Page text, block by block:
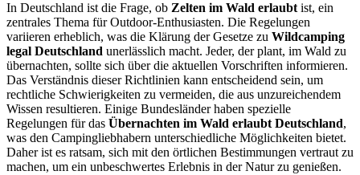
In Deutschland ist die Frage, ob Zelten im Wald erlaubt ist, ein
zentrales Thema für Outdoor-Enthusiasten. Die Regelungen
variieren erheblich, was die Klärung der Gesetze zu Wildcamping
legal Deutschland unerlässlich macht. Jeder, der plant, im Wald zu
übernachten, sollte sich über die aktuellen Vorschriften informieren.
Das Verständnis dieser Richtlinien kann entscheidend sein, um
rechtliche Schwierigkeiten zu vermeiden, die aus unzureichendem
Wissen resultieren. Einige Bundesländer haben spezielle
Regelungen für das Übernachten im Wald erlaubt Deutschland,
was den Campingliebhabern unterschiedliche Möglichkeiten bietet.
Daher ist es ratsam, sich mit den örtlichen Bestimmungen vertraut zu
machen, um ein unbeschwertes Erlebnis in der Natur zu genießen.